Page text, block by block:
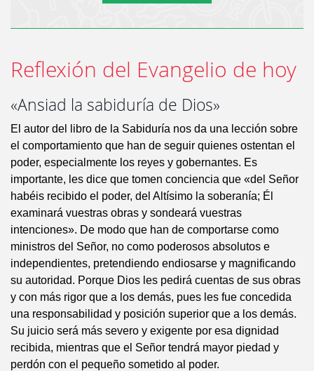
Reflexión del Evangelio de hoy
«Ansiad la sabiduría de Dios»
El autor del libro de la Sabiduría nos da una lección sobre
el comportamiento que han de seguir quienes ostentan el
poder, especialmente los reyes y gobernantes. Es
importante, les dice que tomen conciencia que «del Señor
habéis recibido el poder, del Altísimo la soberanía; Él
examinará vuestras obras y sondeará vuestras
intenciones». De modo que han de comportarse como
ministros del Señor, no como poderosos absolutos e
independientes, pretendiendo endiosarse y magnificando
su autoridad. Porque Dios les pedirá cuentas de sus obras
y con más rigor que a los demás, pues les fue concedida
una responsabilidad y posición superior que a los demás.
Su juicio será más severo y exigente por esa dignidad
recibida, mientras que el Señor tendrá mayor piedad y
perdón con el pequeño sometido al poder.